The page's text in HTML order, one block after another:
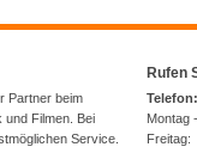
Partner beim
und Filmen. Bei
Service.
Rufen
Montag